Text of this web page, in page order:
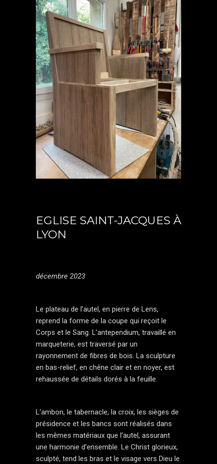
EGLISE SAINT-JACQUES À
LYON
décembre 2023
Le plateau de l’autel, en pierre de Lens,
reprend la forme de la coupe qui reçoit le
Corps et le Sang. L’antependium, travaillé en
marqueterie, est traversé par un
rayonnement de fibres de bois. La sculpture
en bas-relief, en chêne clair et en noyer, est
rehaussée de détails dorés à la feuille.
L’ambon, le tabernacle, la croix, les sièges de
présidence et les bancs sont réalisés dans
les mêmes matériaux que l’autel, assurant
une harmonie d’ensemble. Le Christ glorieux,
sculpté, tend les bras et le visage vers Dieu le